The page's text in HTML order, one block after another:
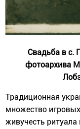
Свадьба в с.
фотоархива
Традиционная
множество
живучесть